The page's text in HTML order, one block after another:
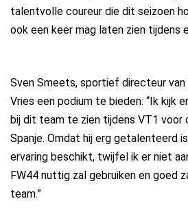
talentvolle coureur die dit seizoen
ook een keer mag laten zien tijdens
Sven Smeets, sportief directeur van
Vries een podium te bieden: “Ik kijk
bij dit team te zien tijdens VT1 voor
Spanje. Omdat hij erg getalenteerd
ervaring beschikt, twijfel ik er niet
FW44 nuttig zal gebruiken en goed
team.”